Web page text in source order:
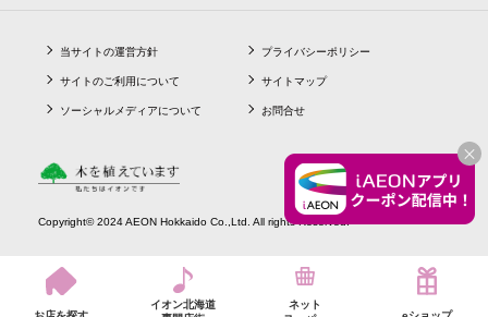
当サイトの運営方針
サイトのご利用について
ソーシャルメディアについて
プライバシーポリシー
サイトマップ
お問合せ
Copyright© 2024 AEON Hokkaido Co.,Ltd. All rights Reserved.
イオン北海道
ネット